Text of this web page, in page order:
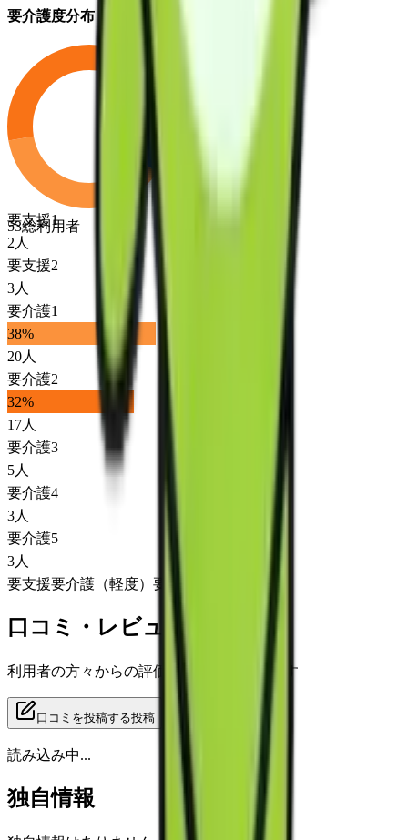
要介護度分布
53総利用者
要支援1
2 人
要支援2
3人
要介護1
38%
20人
要介護2
32%
17人
要介護3
5人
要介護4
3人
要介護5
3人
要支援要介護（軽度） 要介護（重度）
口コミ・レビュー
利用者の方々からの評価をご覧いただけます
口コミを投稿する投稿
読み込み中...
独自情報